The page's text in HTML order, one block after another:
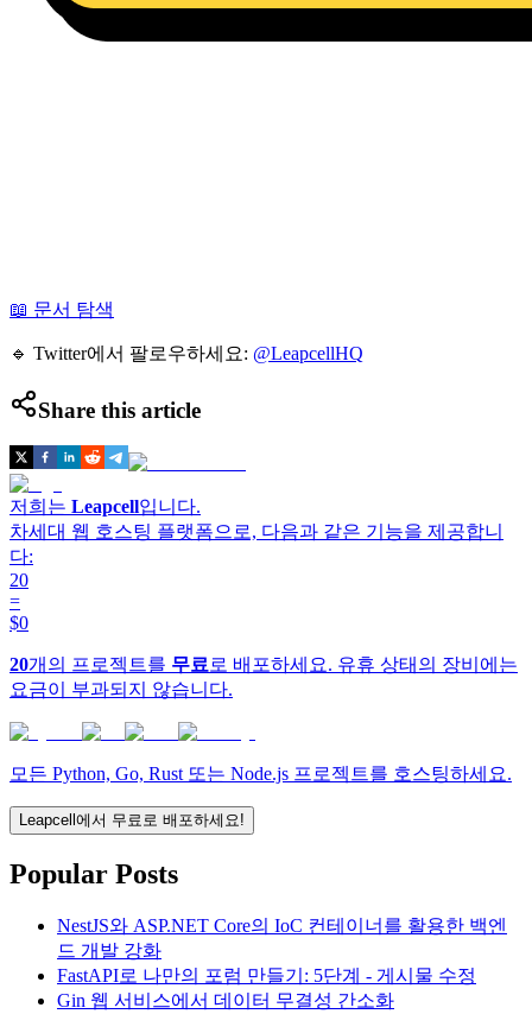
📖 문서 탐색
🔹 Twitter에서 팔로우하세요: @LeapcellHQ
Share this article
저희는 Leapcell입니다.
차세대 웹 호스팅 플랫폼으로, 다음과 같은 기능을 제공합니
다:
20
=
$0
20개의 프로젝트를 무료로 배포하세요. 유휴 상태의 장비에는
요금이 부과되지 않습니다.
모든 Python, Go, Rust 또는 Node.js 프로젝트를 호스팅하세요.
Leapcell에서 무료로 배포하세요!
Popular Posts
NestJS와 ASP.NET Core의 IoC 컨테이너를 활용한 백엔
드 개발 강화
FastAPI로 나만의 포럼 만들기: 5단계 - 게시물 수정
Gin 웹 서비스에서 데이터 무결성 간소화